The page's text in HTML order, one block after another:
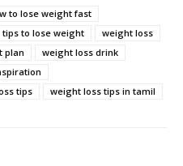
to lose weight fast
tips to lose weight
weight loss
plan
weight loss drink
tips weight loss tips in tamil